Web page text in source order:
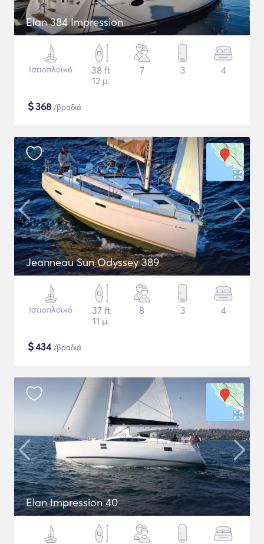
Elan 384 Impression
Ιστιοπλοϊκό
38 ft
12 μ.
7 3 4
$368 /βραδιά
Jeanneau Sun Odyssey 389
Ιστιοπλοϊκό
37 ft
11 μ.
8 3 4
$434/βραδιά
Elan Impression 40